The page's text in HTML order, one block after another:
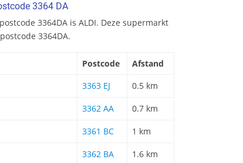
3364 DA
3364DA is ALDI. Deze supermarkt
3364DA.
Postcode
Afstand
3363 EJ 0.5 km
3362 AA 0.7 km
3361 BC 1 km
3362 BA 1.6 km